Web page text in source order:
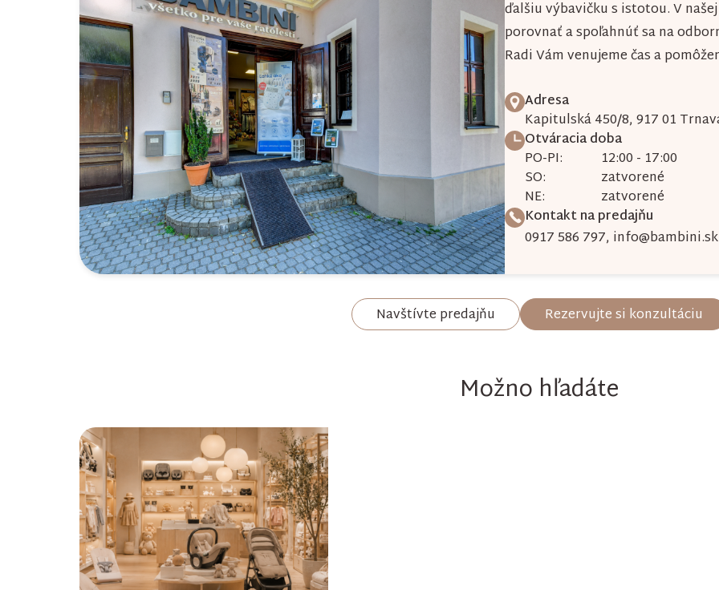
ďalšiu výbavičku s istotou. V
porovnať a spoľahnúť sa na
Radi Vám venujeme čas a
Adresa
Kapitulská 450/8, 917 01
Otváracia doba
PO-PI:
12:00 - 17:00
SO:
zatvorené
NE:
zatvorené
Kontakt na predajňu
0917 586 797, info@bambini.sk
Navštívte predajňu Rezervujte si konzultáciu
Možno hľadáte